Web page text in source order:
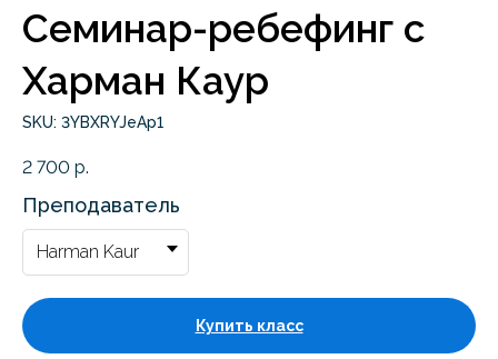
Семинар-ребефинг с
Харман Каур
SKU: 3YBXRYJeAp1
2 700 р.
Преподаватель
Купить класс